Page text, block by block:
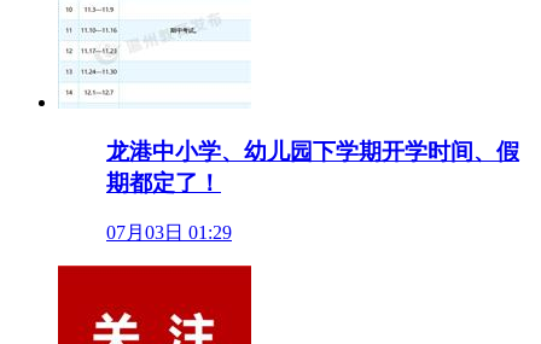
龙港中小学、幼儿园下学期开学时间、假
期都定了！
07月03日 01:29